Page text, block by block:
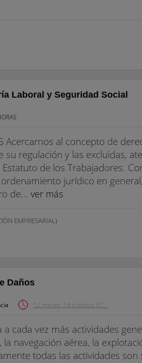
Laboral y Seguridad Social
Acercarnos al concepto de
su regulación y las excluidas,
de los Trabajadores.
jurídico en
de... ver más
EMPRESARIAL)
Daños
12 meses, 18 créditos EC...
cada vez más actividades
navegación aérea, la
todas las actividades